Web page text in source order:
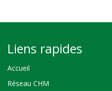
Liens rapides
Accueil
Réseau CHM